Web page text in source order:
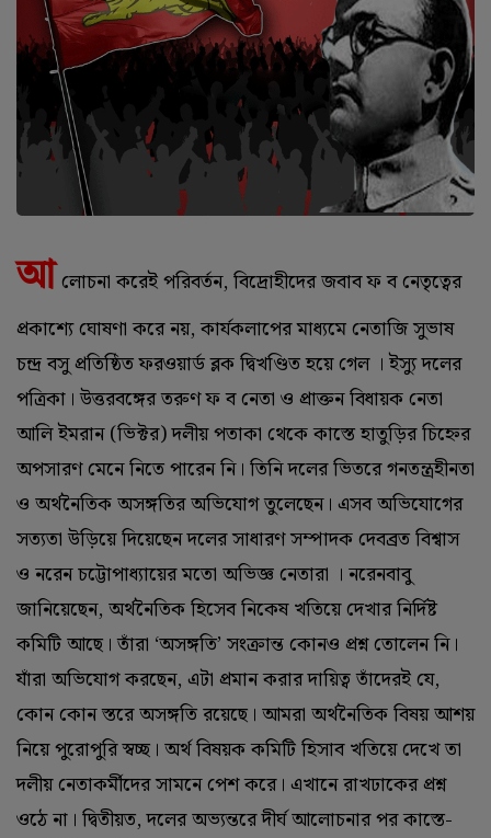
আ লোচনা করেই পরিবর্তন, বিদ্রোহীদের জবাব ফ ব নেতৃত্বের
প্রকাশ্যে ঘোষণা করে নয়, কার্যকলাপের মাধ্যমে নেতাজি সুভাষ
চন্দ্র বসু প্রতিষ্ঠিত ফরওয়ার্ড ব্লক দ্বিখণ্ডিত হয়ে গেল । ইস্যু দলের
পত্রিকা। উত্তরবঙ্গের তরুণ ফ ব নেতা ও প্রাক্তন বিধায়ক নেতা
আলি ইমরান (ভিক্টর) দলীয় পতাকা থেকে কাস্তে হাতুড়ির চিহ্নের
অপসারণ মেনে নিতে পারেন নি। তিনি দলের ভিতরে গনতন্ত্রহীনতা
ও অর্থনৈতিক অসঙ্গতির অভিযোগ তুলেছেন। এসব অভিযোগের
সত্যতা উড়িয়ে দিয়েছেন দলের সাধারণ সম্পাদক দেবব্রত বিশ্বাস
ও নরেন চট্টোপাধ্যায়ের মতো অভিজ্ঞ নেতারা । নরেনবাবু
জানিয়েছেন, অর্থনৈতিক হিসেব নিকেষ খতিয়ে দেখার নির্দিষ্ট
কমিটি আছে। তাঁরা ‘অসঙ্গতি’ সংক্রান্ত কোনও প্রশ্ন তোলেন নি।
যাঁরা অভিযোগ করছেন, এটা প্রমান করার দায়িত্ব তাঁদেরই যে,
কোন কোন স্তরে অসঙ্গতি রয়েছে। আমরা অর্থনৈতিক বিষয় আশয়
নিয়ে পুরোপুরি স্বচ্ছ। অর্থ বিষয়ক কমিটি হিসাব খতিয়ে দেখে তা
দলীয় নেতাকর্মীদের সামনে পেশ করে। এখানে রাখঢাকের প্রশ্ন
ওঠে না। দ্বিতীয়ত, দলের অভ্যন্তরে দীর্ঘ আলোচনার পর কাস্তে-